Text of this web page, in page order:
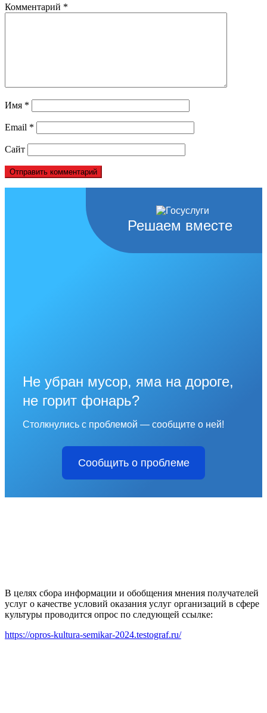
Комментарий *
Имя *
Email *
Сайт
Решаем вместе
Не убран мусор, яма на дороге,
не горит фонарь?
Столкнулись с проблемой — сообщите о ней!
Сообщить о проблеме
В целях сбора информации и обобщения мнения получателей
услуг о качестве условий оказания услуг организаций в сфере
культуры проводится опрос по следующей ссылке:
https://opros-kultura-semikar-2024.testograf.ru/